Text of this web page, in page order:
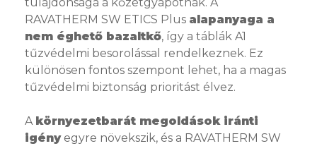
tulajdonsága a kőzetgyapotnak. A
RAVATHERM SW ETICS Plus alapanyaga a
nem éghető bazaltkő, így a táblák A1
tűzvédelmi besorolással rendelkeznek. Ez
különösen fontos szempont lehet, ha a magas
tűzvédelmi biztonság prioritást élvez.
A környezetbarát megoldások iránti
igényegyre növekszik, és a RAVATHERM SW